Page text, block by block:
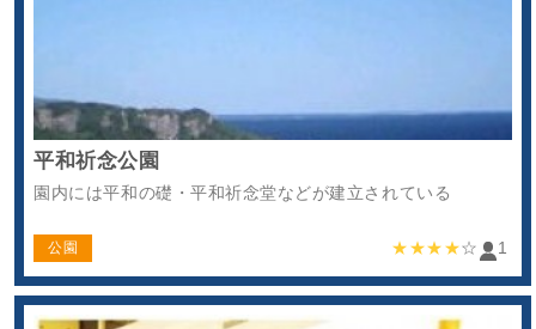
平和祈念公園
園内には平和の礎・平和祈念堂などが建立されている
公園 ★★★★☆ 1